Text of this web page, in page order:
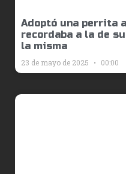
Adoptó una perrita
recordaba a la de
la misma
23 de mayo de 2025 00:00